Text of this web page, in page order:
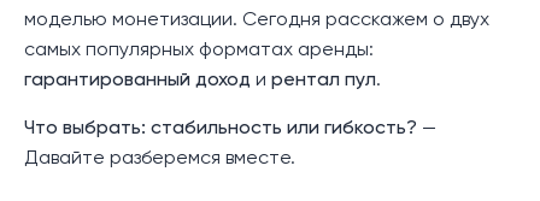
моделью монетизации. Сегодня расскажем о двух
самых популярных форматах аренды:
гарантированный доход и рентал пул.
Что выбрать: стабильность или гибкость? —
Давайте разберемся вместе.